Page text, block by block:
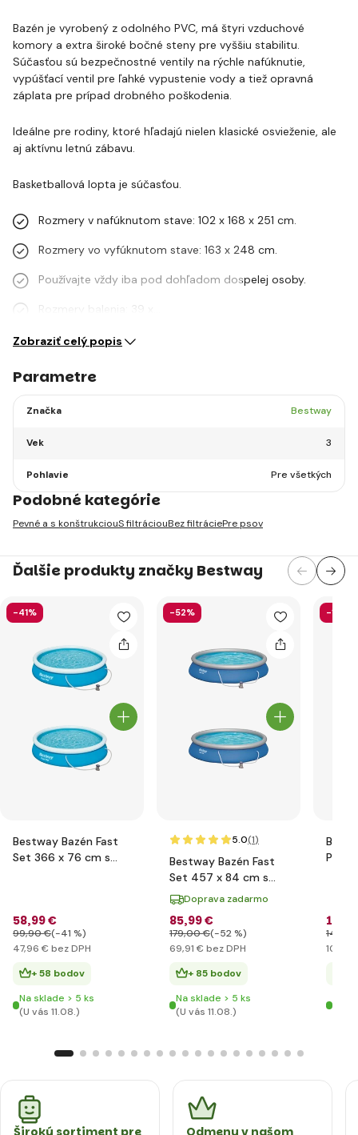
Bazén je vyrobený z odolného PVC, má štyri vzduchové
komory a extra široké bočné steny pre vyššiu stabilitu.
Súčasťou sú bezpečnostné ventily na rýchle nafúknutie,
vypúšťací ventil pre ľahké vypustenie vody a tiež opravná
záplata pre prípad drobného poškodenia.
Ideálne pre rodiny, ktoré hľadajú nielen klasické osvieženie, ale
aj aktívnu letnú zábavu.
Basketballová lopta je súčasťou.
Rozmery v nafúknutom stave: 102 x 168 x 251 cm.
Rozmery vo vyfúknutom stave: 163 x 248 cm.
Používajte vždy iba pod dohľadom dospelej osoby.
Rozmery balenia: 39 x…
Zobraziť celý popis
Parametre
Značka Bestway
Vek 3
Pohlavie Pre všetkých
Podobné kategórie
Pevné a s konštrukciouS filtráciouBez filtráciePre psov
Ďalšie produkty značky Bestway
-41%
Bestway Bazén Fast
Set 366 x 76 cm s
58,99 €
99,90 €(-41 %)
47,96 € bez DPH
+ 58 bodov
Na sklade > 5 ks
(U vás 11.08.)
-52%
5.0(1)
Bestway Bazén Fast
Set 457 x 84 cm s
filtráciou
Doprava zadarmo
85,99 €
179,00 €(-52 %)
69,91 € bez DPH
+ 85 bodov
Na sklade > 5 ks
(U vás 11.08.)
-13%
129
149
105
Široký sortiment pre
Odmeny v našom